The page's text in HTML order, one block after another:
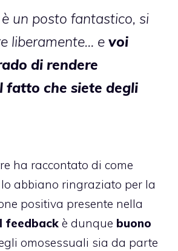
è un posto fantastico, si
liberamente… e voi
di rendere
fatto che siete degli
ha raccontato di come
abbiano ringraziato per la
positiva presente nella
feedback è dunque buono
omosessuali sia da parte